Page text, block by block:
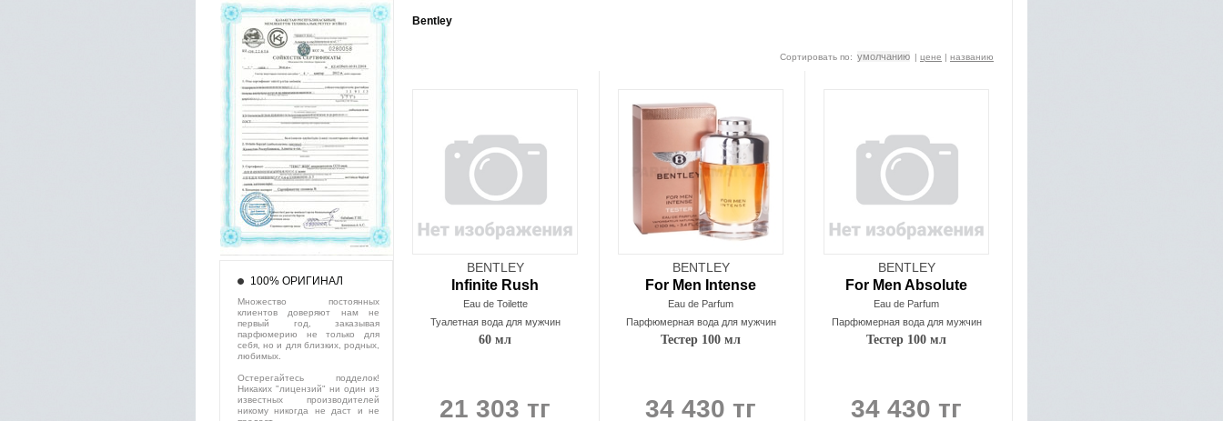
Bentley
Сортировать по: умолчанию | цене | названию
BENTLEY
Infinite Rush
Eau de Toilette
Туалетная вода для мужчин
60 мл
21 303 тг
BENTLEY
For Men Intense
Eau de Parfum
Парфюмерная вода для мужчин
Тестер 100 мл
34 430 тг
BENTLEY
For Men Absolute
Eau de Parfum
Парфюмерная вода для мужчин
Тестер 100 мл
34 430 тг
100% ОРИГИНАЛ
Множество постоянных
клиентов доверяют нам не
первый год, заказывая
парфюмерию не только для
себя, но и для близких, родных,
любимых.
Остерегайтесь подделок!
Никаких "лицензий" ни один из
известных производителей
никому никогда не даст и не